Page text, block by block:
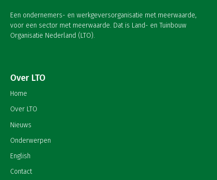
Een ondernemers- en werkgeversorganisatie met meerwaarde,
voor een sector met meerwaarde. Dat is Land- en Tuinbouw
Organisatie Nederland (LTO).
Over LTO
Home
Over LTO
Nieuws
Onderwerpen
English
Contact